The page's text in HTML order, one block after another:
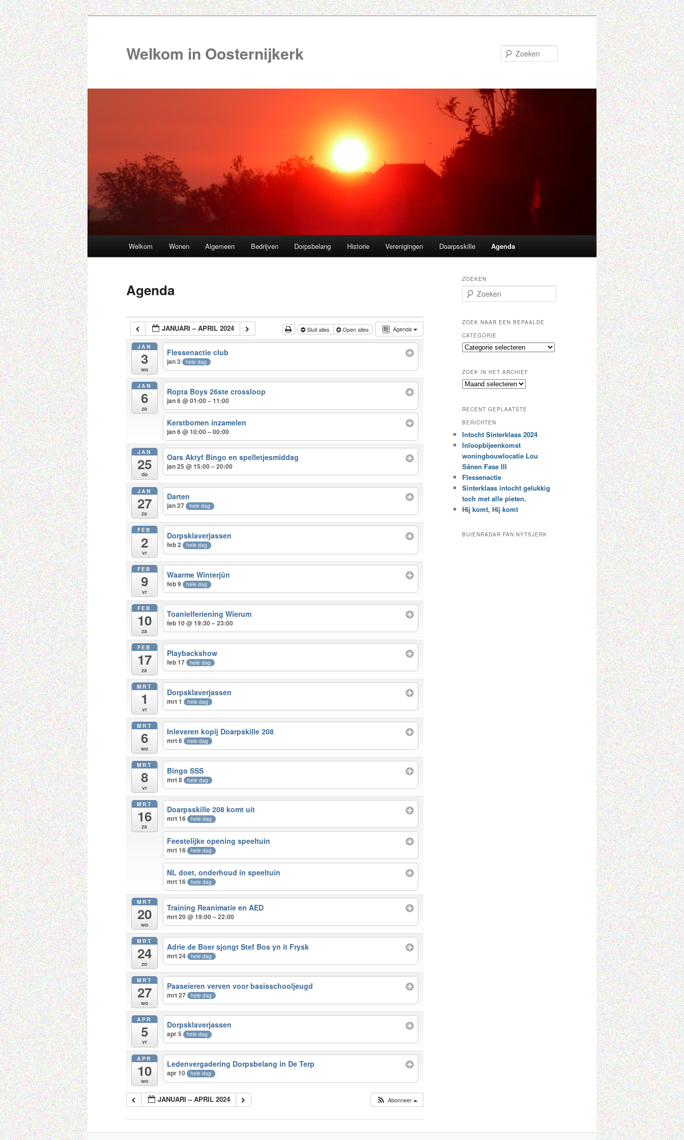
Welkom in Oosternijkerk
Spring
de
primaire
inhoud
Welkom Wonen Algemeen Bedrijven Dorpsbelang Historie Verenigingen Doarpsskille Agenda
Agenda
Agenda
JANUARI – APRIL 2024 Sluit alles Open alles
JAN
3
wo
Flessenactie club
jan 3 hele dag
JAN
6
za
Ropta Boys 26ste crossloop
jan 6 @ 01:00 – 11:00
Kerstbomen inzamelen
jan 6 @ 10:00 – 00:00
JAN
25
do
Oars Aktyf Bingo en spelletjesmiddag
jan 25 @ 15:00 – 20:00
JAN
27
za
Darten
jan 27 hele dag
FEB
2
vr
Dorpsklaverjassen
feb 2 hele dag
FEB
9
vr
Waarme Winterjûn
feb 9 hele dag
FEB
10
za
Toanielferiening Wierum
feb 10 @ 19:30 – 23:00
FEB
17
za
Playbackshow
feb 17 hele dag
MRT
1
vr
Dorpsklaverjassen
mrt 1 hele dag
MRT
6
wo
Inleveren kopij Doarpskille 208
mrt 6 hele dag
MRT
8
vr
Bingo SSS
mrt 8 hele dag
MRT
16
za
Doarpsskille 208 komt uit
mrt 16 hele dag
Feestelijke opening speeltuin
mrt 16 hele dag
NL doet, onderhoud in speeltuin
mrt 16 hele dag
MRT
20
wo
Training Reanimatie en AED
mrt 20 @ 19:00 – 22:00
MRT
24
zo
Adrie de Boer sjongt Stef Bos yn it Frysk
mrt 24 hele dag
MRT
27
wo
Paaseieren verven voor basisschooljeugd
mrt 27 hele dag
APR
5
vr
Dorpsklaverjassen
apr 5 hele dag
APR
10
wo
Ledenvergadering Dorpsbelang in De Terp
apr 10 hele dag
JANUARI – APRIL 2024 Abonneer
ZOEKEN
o
k
n
ZOEK NAAR EEN BEPAALDE
CATEGORIE
Z
k
n
e
e
n
b
e
a
a
l
d
c
ZOEK IN HET ARCHIEF
Z
k
i
n
h
t
a
r
c
h
i
RECENT GEPLAATSTE
BERICHTEN
Intocht Sinterklaas 2024
Inloopbijeenkomst
woningbouwlocatie Lou
Sânen Fase III
Flessenactie
Sinterklaas intocht gelukkig
toch met alle pieten.
Hij komt, Hij komt
BUIENRADAR FAN NYTSJERK